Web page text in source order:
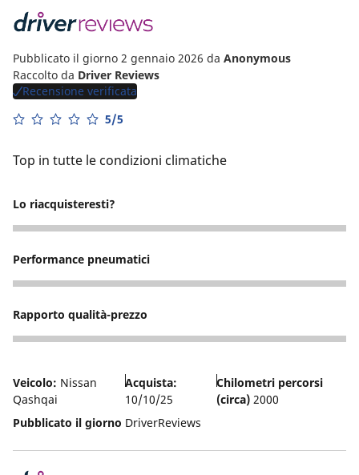
Pubblicato il giorno 2 gennaio 2026 da Anonymous
Raccolto da Driver Reviews
Recensione verificata
5/5
Top in tutte le condizioni climatiche
Lo riacquisteresti?
5
Performance pneumatici
5
Rapporto qualità-prezzo
4
Veicolo: Nissan
Qashqai
Acquista:
10/10/25
Chilometri percorsi
(circa)2000
Pubblicato il giorno DriverReviews